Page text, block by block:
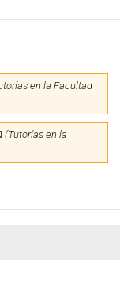
en la Facultad
(Tutorías en la